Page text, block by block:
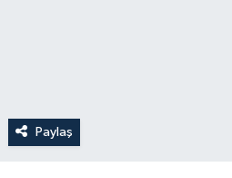
Paylaş
Sağlık